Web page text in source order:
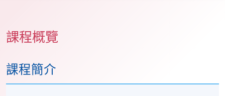
課程概覽
課程簡介